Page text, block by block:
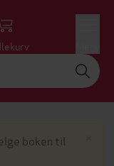
boken til